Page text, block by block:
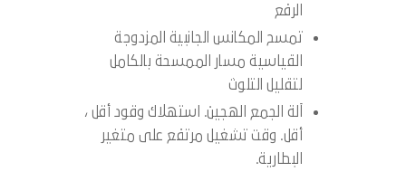
الرفع
تمسح المكانس الجانبية المزدوجة
القياسية مسار الممسحة بالكامل
لتقليل التلوث
آلة الجمع الهجين. استهلاك وقود أقل ،
أقل. وقت تشغيل مرتفع على متغير
البطارية.